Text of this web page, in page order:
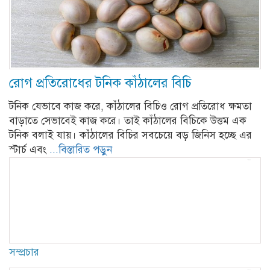
রোগ প্রতিরোধের টনিক কাঁঠালের বিচি
টনিক যেভাবে কাজ করে, কাঁঠালের বিচিও রোগ প্রতিরোধ ক্ষমতা
বাড়াতে সেভাবেই কাজ করে। তাই কাঁঠালের বিচিকে উত্তম এক
টনিক বলাই যায়। কাঁঠালের বিচির সবচেয়ে বড় জিনিস হচ্ছে এর
স্টার্চ এবং ...বিস্তারিত পড়ুন
সম্প্রচার